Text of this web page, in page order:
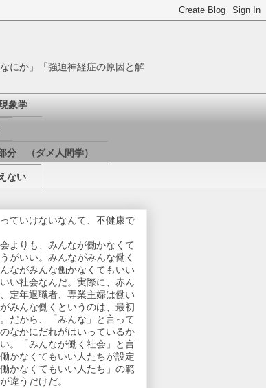
にか」「強迫神経症の原因と解
象学
分 （ダメ人間学）
ない
ていけないなんて、不健康で
よりも、みんなが働かなくて
がいい。みんながみんな働く
ながみんな働かなくてもいい
い社会なんだ。実際に、赤ん
定年退職者、専業主婦は働い
みんな働くというのは、最初
だから、「みんな」と言って
なかにだれがはいっているか
。「みんなが働く社会」と言
かなくてもいい人たちが設定
かなくてもいい人たち」の範
違うだけだ。